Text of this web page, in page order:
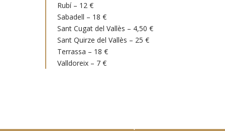
Rubí – 12 €
Sabadell – 18 €
Sant Cugat del Vallès – 4,50 €
Sant Quirze del Vallès – 25 €
Terrassa – 18 €
Valldoreix – 7 €